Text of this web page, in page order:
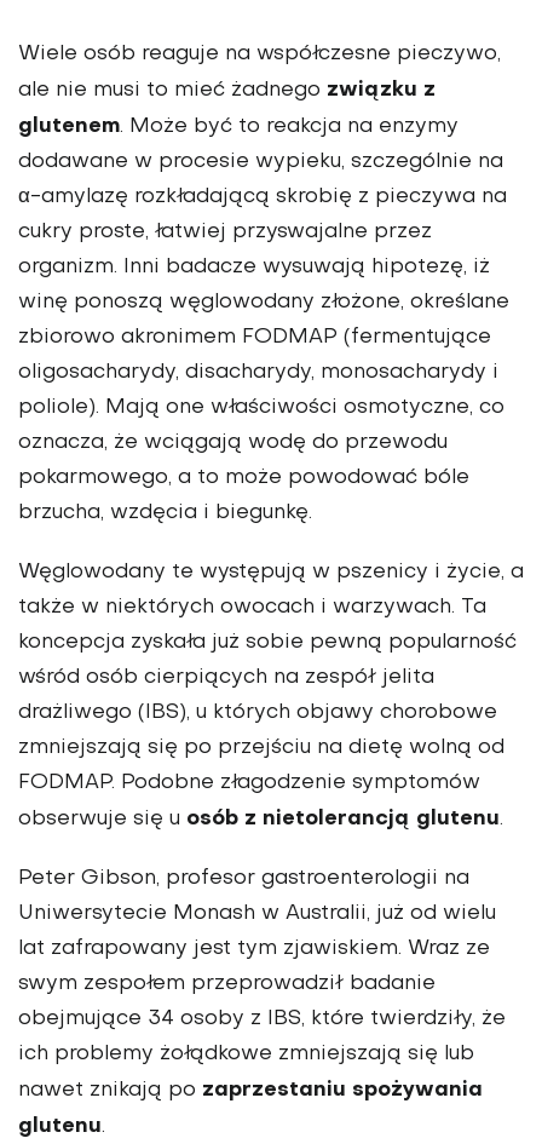
Wiele osób reaguje na współczesne pieczywo,
ale nie musi to mieć żadnego związku z
glutenem. Może być to reakcja na enzymy
dodawane w procesie wypieku, szczególnie na
α-amylazę rozkładającą skrobię z pieczywa na
cukry proste, łatwiej przyswajalne przez
organizm. Inni badacze wysuwają hipotezę, iż
winę ponoszą węglowodany złożone, określane
zbiorowo akronimem FODMAP (fermentujące
oligosacharydy, disacharydy, monosacharydy i
poliole). Mają one właściwości osmotyczne, co
oznacza, że wciągają wodę do przewodu
pokarmowego, a to może powodować bóle
brzucha, wzdęcia i biegunkę.
Węglowodany te występują w pszenicy i życie, a
także w niektórych owocach i warzywach. Ta
koncepcja zyskała już sobie pewną popularność
wśród osób cierpiących na zespół jelita
drażliwego (IBS), u których objawy chorobowe
zmniejszają się po przejściu na dietę wolną od
FODMAP. Podobne złagodzenie symptomów
obserwuje się u osób z nietolerancją glutenu.
Peter Gibson, profesor gastroenterologii na
Uniwersytecie Monash w Australii, już od wielu
lat zafrapowany jest tym zjawiskiem. Wraz ze
swym zespołem przeprowadził badanie
obejmujące 34 osoby z IBS, które twierdziły, że
ich problemy żołądkowe zmniejszają się lub
nawet znikają po zaprzestaniu spożywania
glutenu.